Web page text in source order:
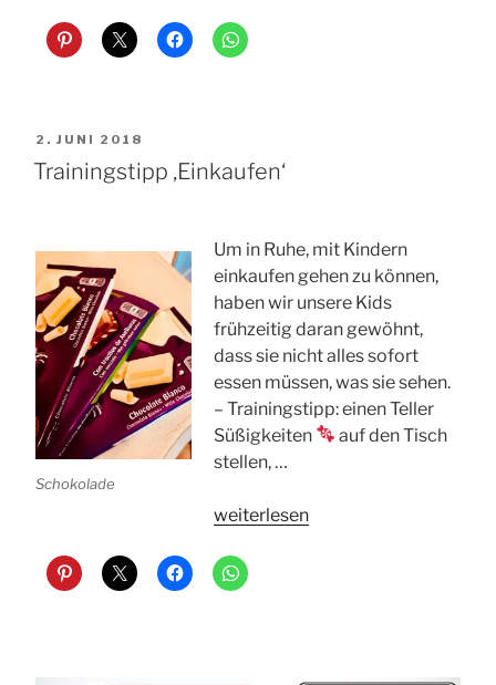
Tipps
für
mit
kleinen
VERÖFFENTLICHT
AM
2. JUNI 2018
Trainingstipp ‚Einkaufen‘
Schokolade
Um in Ruhe, mit Kindern
einkaufen gehen zu können,
haben wir unsere Kids
frühzeitig daran gewöhnt,
dass sie nicht alles sofort
essen müssen, was sie sehen.
– Trainingstipp: einen Teller
Süßigkeiten
auf den Tisch
stellen, …
„Trainingstipp
weiterlesen